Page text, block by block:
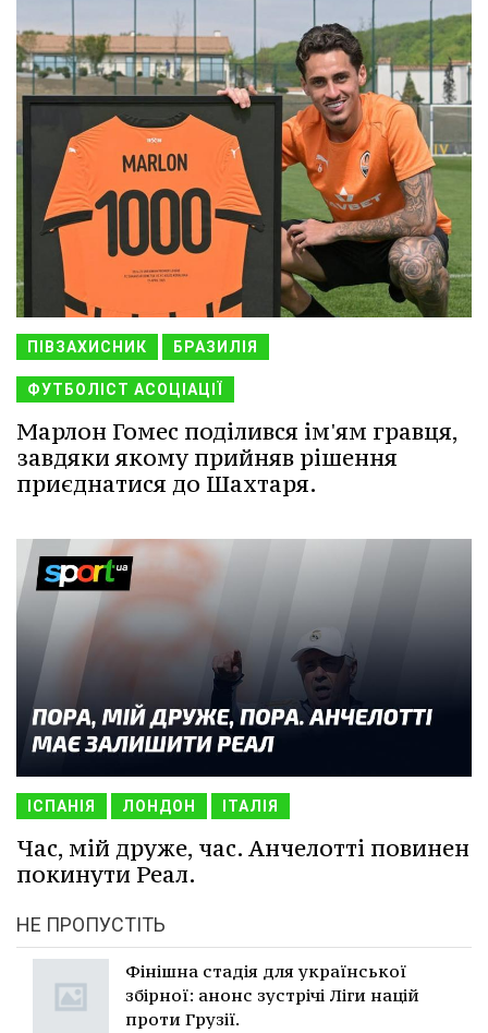
ПІВЗАХИСНИК БРАЗИЛІЯ
ФУТБОЛІСТ АСОЦІАЦІЇ
Марлон Гомес поділився ім'ям гравця,
завдяки якому прийняв рішення
приєднатися до Шахтаря.
ІСПАНІЯ ЛОНДОН ІТАЛІЯ
Час, мій друже, час. Анчелотті повинен
покинути Реал.
НЕ ПРОПУСТІТЬ
Фінішна стадія для української
збірної: анонс зустрічі Ліги націй
проти Грузії.